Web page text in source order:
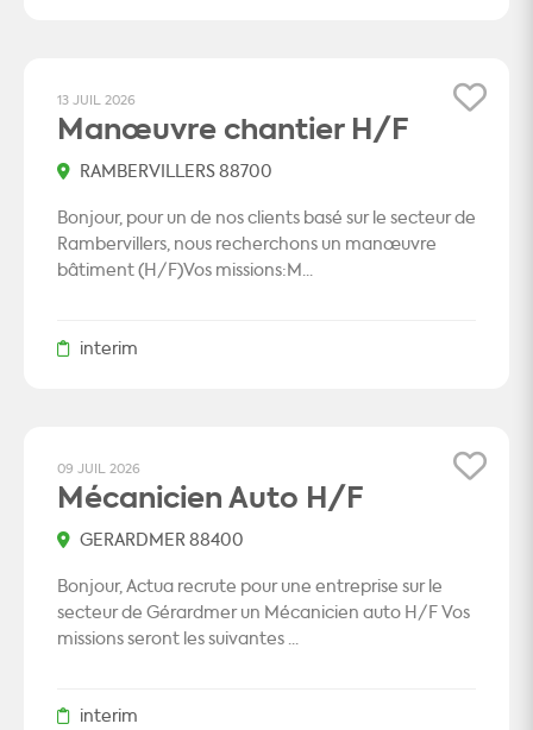
13 JUIL 2026
Manœuvre chantier H/F
RAMBERVILLERS 88700
Bonjour, pour un de nos clients basé sur le secteur de
Rambervillers, nous recherchons un manœuvre
bâtiment (H/F)Vos missions:M...
interim
09 JUIL 2026
Mécanicien Auto H/F
GERARDMER 88400
Bonjour, Actua recrute pour une entreprise sur le
secteur de Gérardmer un Mécanicien auto H/F Vos
missions seront les suivantes ...
interim